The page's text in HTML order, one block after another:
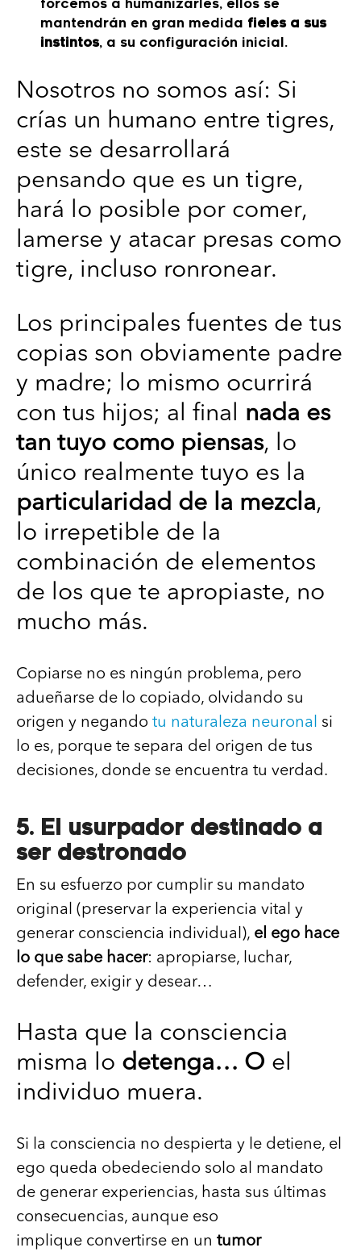
forcemos a humanizarles, ellos se
mantendrán en gran medida fieles a sus
instintos, a su configuración inicial.
Nosotros no somos así: Si
crías un humano entre tigres,
este se desarrollará
pensando que es un tigre,
hará lo posible por comer,
lamerse y atacar presas como
tigre, incluso ronronear.
Los principales fuentes de tus
copias son obviamente padre
y madre; lo mismo ocurrirá
con tus hijos; al final nada es
tan tuyo como piensas, lo
único realmente tuyo es la
particularidad de la mezcla,
lo irrepetible de la
combinación de elementos
de los que te apropiaste, no
mucho más.
Copiarse no es ningún problema, pero
adueñarse de lo copiado, olvidando su
origen y negando tu naturaleza neuronal si
lo es, porque te separa del origen de tus
decisiones, donde se encuentra tu verdad.
5. El usurpador destinado a
ser destronado
En su esfuerzo por cumplir su mandato
original (preservar la experiencia vital y
generar consciencia individual), el ego hace
lo que sabe hacer: apropiarse, luchar,
defender, exigir y desear…
Hasta que la consciencia
misma lo detenga… O el
individuo muera.
Si la consciencia no despierta y le detiene, el
ego queda obedeciendo solo al mandato
de generar experiencias, hasta sus últimas
consecuencias, aunque eso
implique convertirse en un tumor